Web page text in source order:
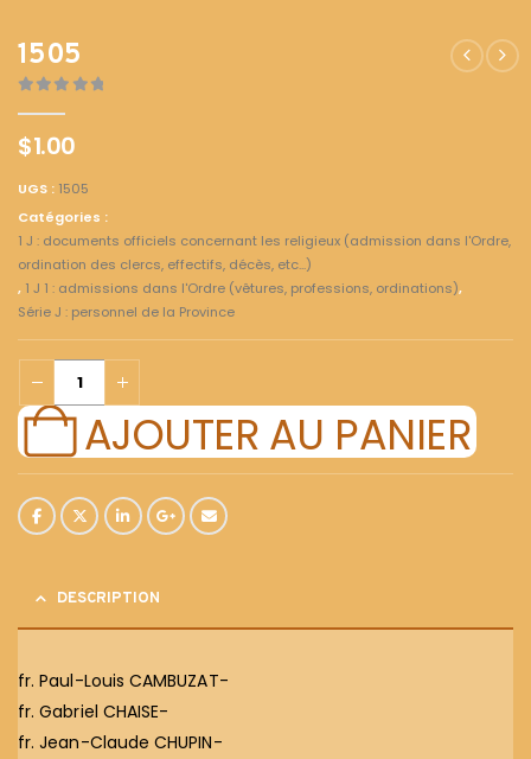
1505
$1.00
UGS : 1505
Catégories :
1 J : documents officiels concernant les religieux (admission dans l'Ordre,
ordination des clercs, effectifs, décès, etc...)
, 1 J 1 : admissions dans l'Ordre (vêtures, professions, ordinations),
Série J : personnel de la Province
AJOUTER AU PANIER
DESCRIPTION
fr. Paul-Louis CAMBUZAT-
fr. Gabriel CHAISE-
fr. Jean-Claude CHUPIN-